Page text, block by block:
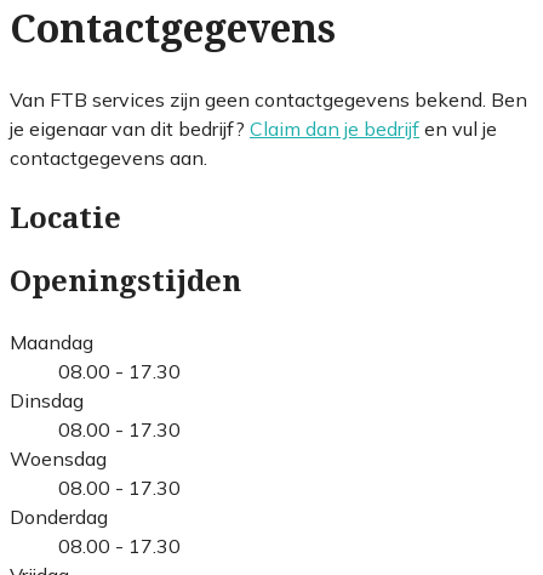
Contactgegevens
Van FTB services zijn geen contactgegevens bekend. Ben
je eigenaar van dit bedrijf? Claim dan je bedrijf en vul je
contactgegevens aan.
Locatie
Openingstijden
Maandag
08.00 - 17.30
Dinsdag
08.00 - 17.30
Woensdag
08.00 - 17.30
Donderdag
08.00 - 17.30